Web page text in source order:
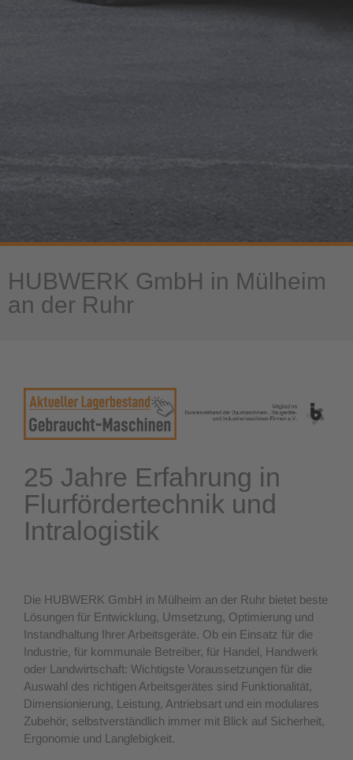
HUBWERK GmbH in Mülheim
an der Ruhr
25 Jahre Erfahrung in
Flurfördertechnik und
Intralogistik
Die HUBWERK GmbH in Mülheim an der Ruhr bietet beste
Lösungen für Entwicklung, Umsetzung, Optimierung und
Instandhaltung Ihrer Arbeitsgeräte. Ob ein Einsatz für die
Industrie, für kommunale Betreiber, für Handel, Handwerk
oder Landwirtschaft: Wichtigste Voraussetzungen für die
Auswahl des richtigen Arbeitsgerätes sind Funktionalität,
Dimensionierung, Leistung, Antriebsart und ein modulares
Zubehör, selbstverständlich immer mit Blick auf Sicherheit,
Ergonomie und Langlebigkeit.